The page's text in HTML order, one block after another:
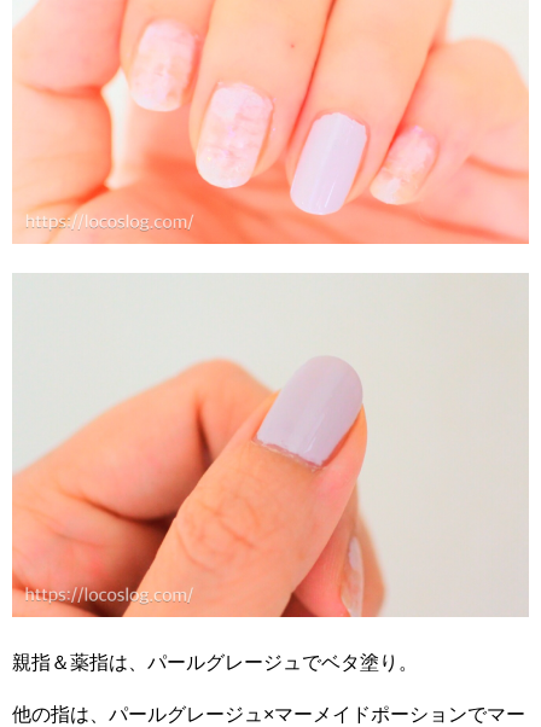
親指＆薬指は、パールグレージュでベタ塗り。
他の指は、パールグレージュ×マーメイドポーションでマー